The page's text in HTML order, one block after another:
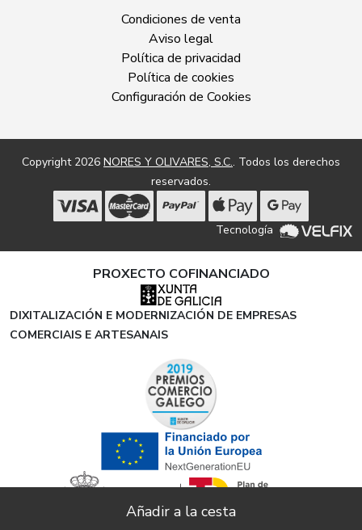
Condiciones de venta
Aviso legal
Política de privacidad
Política de cookies
Configuración de Cookies
Copyright 2026 NORES Y OLIVARES, S.C.. Todos los derechos
reservados.
Tecnología
PROXECTO COFINANCIADO
DIXITALIZACIÓN E MODERNIZACIÓN DE EMPRESAS
COMERCIAIS E ARTESANAIS
ENVIÓS GRATUITOS EN TODOS LOS PEDIDOS A